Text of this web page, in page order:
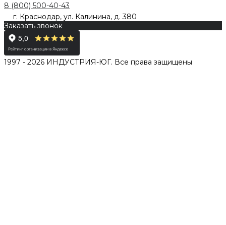
8 (800) 500-40-43
г. Краснодар, ул. Калинина, д. 380
Заказать звонок
1997 - 2026 ИНДУСТРИЯ-ЮГ. Все права защищены